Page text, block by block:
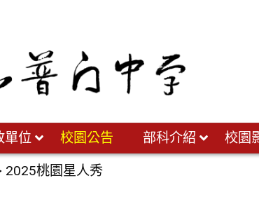
單位 校園公告 部科介紹 校園
2025桃園星人秀